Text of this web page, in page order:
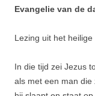
Evangelie van de
Lezing uit het
In die tijd zei Jezus
als met een man die